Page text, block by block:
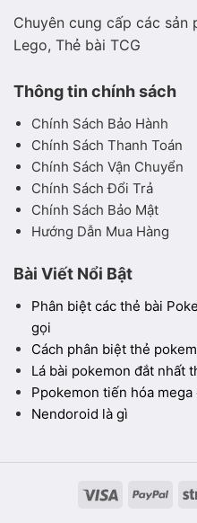
Chuyên cung cấp các sản
Lego, Thẻ bài TCG
Thông tin chính sách
Chính Sách Bảo Hành
Chính Sách Thanh Toán
Chính Sách Vận Chuyển
Chính Sách Đổi Trả
Chính Sách Bảo Mật
Hướng Dẫn Mua Hàng
Bài Viết Nổi Bật
Phân biệt các thẻ bài
gọi
Cách phân biệt thẻ
Lá bài pokemon đắt nhất
Ppokemon tiến hóa mega
Nendoroid là gì
Visa